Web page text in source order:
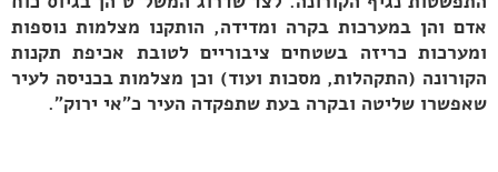
אדם והן במערכות בקרה ומדידה, הותקנו מצלמות נוספות
ומערכות כריזה בשטחים ציבוריים לטובת אכיפת תקנות
הקורונה (התקהלות, מסכות ועוד) וכן מצלמות בכניסה לעיר
שאפשרו שליטה ובקרה בעת שתפקדה העיר כ"אי ירוק".